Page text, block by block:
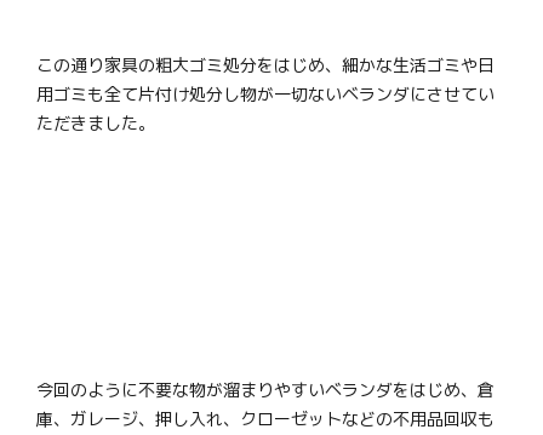
この通り家具の粗大ゴミ処分をはじめ、細かな生活ゴミや日
用ゴミも全て片付け処分し物が一切ないベランダにさせてい
ただきました。
今回のように不要な物が溜まりやすいベランダをはじめ、倉
庫、ガレージ、押し入れ、クローゼットなどの不用品回収も